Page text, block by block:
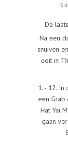
5
De
Na een
snuiven
ooit in
1. - 12.
een Grab
Hat Yai
gaan